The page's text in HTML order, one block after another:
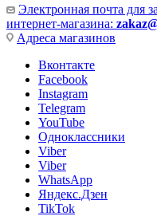
Электронная почта для
интернет-магазина:
Адреса магазинов
Вконтакте
Facebook
Instagram
Telegram
YouTube
Одноклассники
Viber
Viber
WhatsApp
Яндекс.Дзен
TikTok